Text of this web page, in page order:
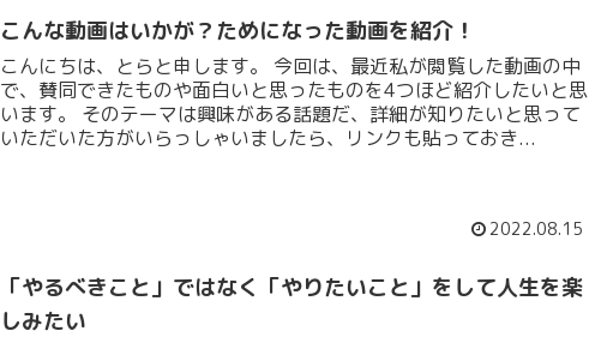
こんな動画はいかが？ためになった動画を紹介！
こんにちは、とらと申します。 今回は、最近私が閲覧した動画の中
で、賛同できたものや面白いと思ったものを4つほど紹介したいと思
います。 そのテーマは興味がある話題だ、詳細が知りたいと思って
いただいた方がいらっしゃいましたら、リンクも貼っておき...
2022.08.15
「やるべきこと」ではなく「やりたいこと」をして人生を楽
しみたい